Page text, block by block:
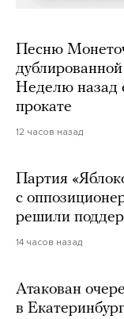
Песню
Неделю назад
прокате
12 часов назад
Партия
с
решили
14 часов назад
Атакован
в